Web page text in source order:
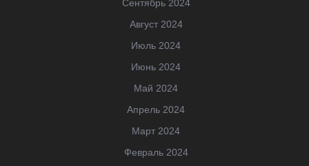
Сентябрь 2024
Август 2024
Июль 2024
Июнь 2024
Май 2024
Апрель 2024
Март 2024
Февраль 2024